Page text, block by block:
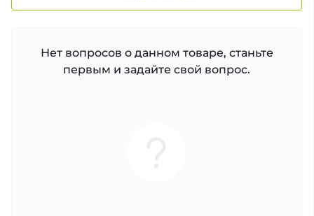
Нет вопросов о данном товаре, станьте
первым и задайте свой вопрос.